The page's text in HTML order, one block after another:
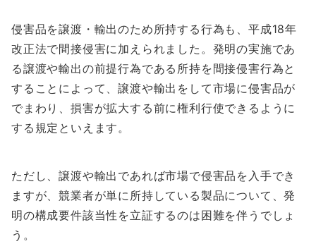
侵害品を譲渡・輸出のため所持する行為も、平成18年
改正法で間接侵害に加えられました。発明の実施であ
る譲渡や輸出の前提行為である所持を間接侵害行為と
することによって、譲渡や輸出をして市場に侵害品が
でまわり、損害が拡大する前に権利行使できるように
する規定といえます。
ただし、譲渡や輸出であれば市場で侵害品を入手でき
ますが、競業者が単に所持している製品について、発
明の構成要件該当性を立証するのは困難を伴うでしょ
う。